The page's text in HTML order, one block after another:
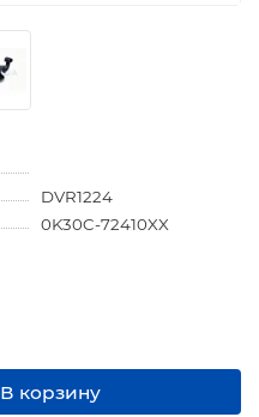
DVR1224
0K30C-72410XX
В корзину